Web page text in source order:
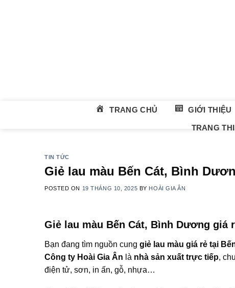
TRANG CHỦ GIỚI THIỆU
TRANG
TIN TỨC
Giẻ lau màu Bến Cát, Bình
POSTED ON 19 THÁNG 10, 2025 BY HOÀI GIA ÂN
Giẻ lau màu Bến Cát, Bình Dương giá
Bạn đang tìm nguồn cung giẻ lau màu giá rẻ tại
Công ty Hoài Gia Ân là nhà sản xuất trực tiếp,
điện tử, sơn, in ấn, gỗ, nhựa…